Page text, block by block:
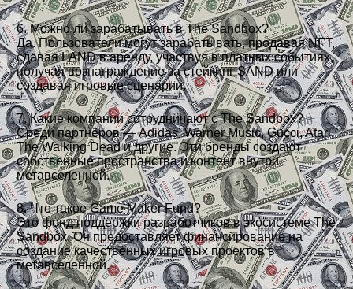
6. Можно ли зарабатывать в The Sandbox?
Да. Пользователи могут зарабатывать, продавая NFT,
сдавая LAND в аренду, участвуя в платных событиях,
получая вознаграждение за стейкинг SAND или
создавая игровые сценарии.
7. Какие компании сотрудничают с The Sandbox?
Среди партнёров — Adidas, Warner Music, Gucci, Atari,
The Walking Dead и другие. Эти бренды создают
собственные пространства и контент внутри
метавселенной.
8. Что такое Game Maker Fund?
Это фонд поддержки разработчиков в экосистеме The
Sandbox. Он предоставляет финансирование на
создание качественных игровых проектов в
метавселенной.